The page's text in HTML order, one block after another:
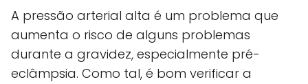
A pressão arterial alta é um problema que
aumenta o risco de alguns problemas
durante a gravidez, especialmente pré-
eclâmpsia. Como tal, é bom verificar a